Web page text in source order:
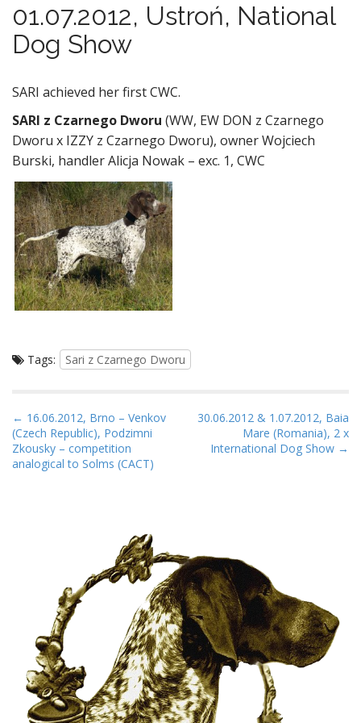
01.07.2012, Ustroń, National
Dog Show
SARI achieved her first CWC.
SARI z Czarnego Dworu (WW, EW DON z Czarnego
Dworu x IZZY z Czarnego Dworu), owner Wojciech
Burski, handler Alicja Nowak – exc. 1, CWC
Tags: Sari z Czarnego Dworu
P
o
s
← 16.06.2012, Brno – Venkov
(Czech Republic), Podzimni
Zkousky – competition
analogical to Solms (CACT)
30.06.2012 & 1.07.2012, Baia
Mare (Romania), 2 x
International Dog Show →